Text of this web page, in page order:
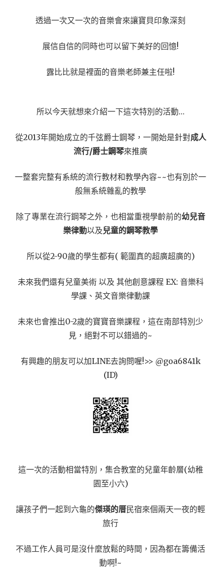
透過一次又一次的音樂會來讓寶貝印象深刻
展信自信的同時也可以留下美好的回憶!
露比比就是裡面的音樂老師兼主任啦!
所以今天就想來介紹一下這次特別的活動…
從2013年開始成立的千弦爵士鋼琴，一開始是針對成人
流行/爵士鋼琴來推廣
一整套完整有系統的流行教材和教學內容~~也有別於一
般無系統雜亂的教學
除了專業在流行鋼琴之外，也相當重視學齡前的幼兒音
樂律動以及兒童的鋼琴教學
所以從2-90歲的學生都有( 範圍真的超廣超廣的)
未來我們還有兒童美術 以及 其他創意課程 EX: 音樂科
學課、英文音樂律動課
未來也會推出0-2歲的寶寶音樂課程，這在南部特別少
見，絕對不可以錯過的~
有興趣的朋友可以加LINE去詢問喔!>> @goa6841k
(ID)
這一次的活動相當特別，集合教室的兒童年齡層(幼稚
園至小六)
讓孩子們一起到六龜的傑瑛的厝民宿來個兩天一夜的輕
旅行
不過工作人員可是沒什麼放鬆的時間，因為都在籌備活
動啊!~